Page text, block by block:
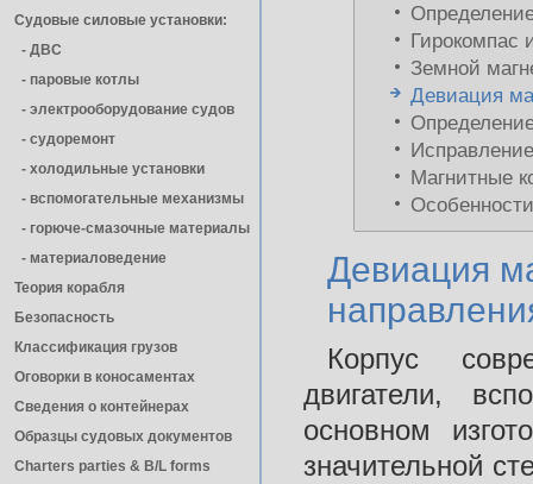
Судовые силовые установки:
- ДВС
- паровые котлы
- электрооборудование судов
- cудоремонт
- холодильные установки
- вспомогательные механизмы
- горюче-смазочные материалы
- материаловедение
Теория корабля
Безопасность
Классификация грузов
Оговорки в коносаментах
Сведения о контейнерах
Образцы судовых документов
Charters parties & B/L forms
Гирокомпас
Земной
Девиация
Магнитные
Девиация
Корпус
двигатели,
основном
значительной